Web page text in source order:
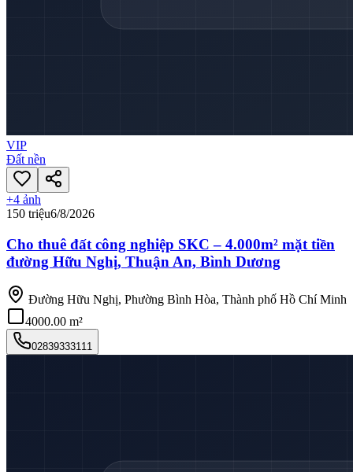
VIP
Đất nền
+4 ảnh
150 triệu6/8/2026
Cho thuê đất công nghiệp SKC – 4.000m² mặt tiền
đường Hữu Nghị, Thuận An, Bình Dương
Đường Hữu Nghị, Phường Bình Hòa, Thành phố Hồ Chí Minh
4000.00 m²
02839333111